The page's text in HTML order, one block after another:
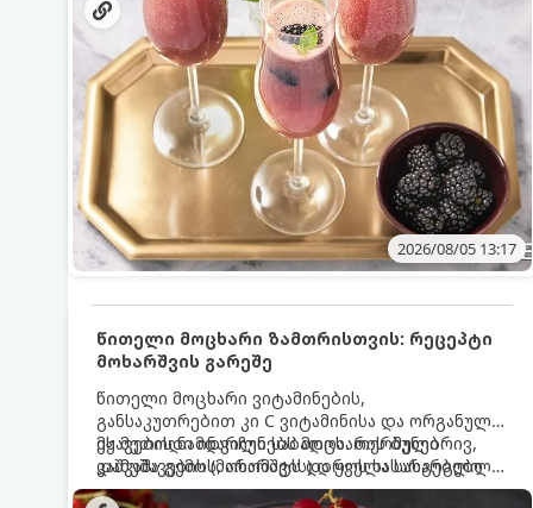
2026/08/05 13:17
წითელი მოცხარი ზამთრისთვის: რეცეპტი
მოხარშვის გარეშე
წითელი მოცხარი ვიტამინების,
განსაკუთრებით კი C ვიტამინისა და ორგანული
მჟავების ნამდვილი საბადოა. თერმული
დამუშავების (მოხარშვის) დროს სასარგებლო
ნივთიერებების დიდი ნაწილი იშლება. ამიტომ,
ეს მეთოდი ინარჩუნებს მოცხარის ბუნებრივ,
კაშკაშა გემოს, არომატს და ყველა სასარგებლო
თვისებას.